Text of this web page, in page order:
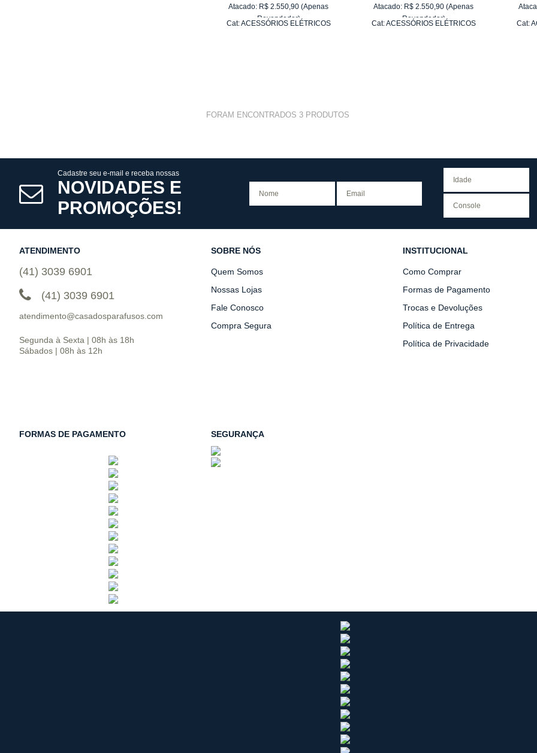
Atacado: R$ 2.550,90 (Apenas
Revendedor)
Cat:ACESSÓRIOS ELÉTRICOS
Atacado: R$ 2.550,90 (Apenas
Revendedor)
Cat:ACESSÓRIOS ELÉTRICOS Cat:
FORAM ENCONTRADOS 3PRODUTOS
Cadastre seu e-mail e receba nossas
NOVIDADES E
PROMOÇÕES!
ATENDIMENTO
(41) 3039 6901
(41) 3039 6901
atendimento@casadosparafusos.com
Segunda à Sexta | 08h às 18h
Sábados | 08h às 12h
SOBRE NÓS
Quem Somos
Nossas Lojas
Fale Conosco
Compra Segura
INSTITUCIONAL
Como Comprar
Formas de Pagamento
Trocas e Devoluções
Política de Entrega
Política de Privacidade
FORMAS DE PAGAMENTO SEGURANÇA